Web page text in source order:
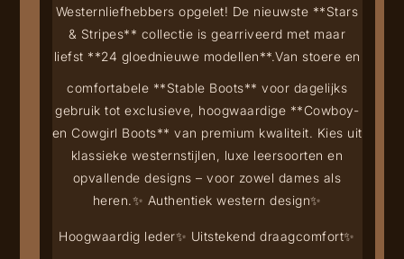
Westernliefhebbers opgelet! De nieuwste **Stars
& Stripes** collectie is gearriveerd met maar
liefst **24 gloednieuwe modellen**.Van stoere en
comfortabele **Stable Boots** voor dagelijks
gebruik tot exclusieve, hoogwaardige **Cowboy-
en Cowgirl Boots** van premium kwaliteit. Kies uit
klassieke westernstijlen, luxe leersoorten en
opvallende designs – voor zowel dames als
heren.✨ Authentiek western design✨
Hoogwaardig leder✨ Uitstekend draagcomfort✨